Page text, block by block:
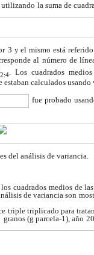
utilizando la suma de
3 y el mismo está
al número de
2:4 . Los cuadrados
estaban calculados usando
fue probado
del análisis de variancia.
cuadrados medios de
de variancia son
triple triplicado para
granos (g parcela-1), año